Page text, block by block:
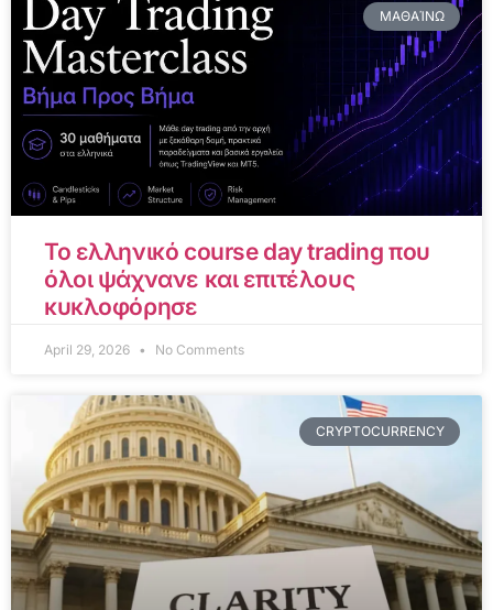
ΜΑΘΑΊΝΩ
Το ελληνικό course day trading που
όλοι ψάχνανε και επιτέλους
κυκλοφόρησε
April 29, 2026 No Comments
CRYPTOCURRENCY